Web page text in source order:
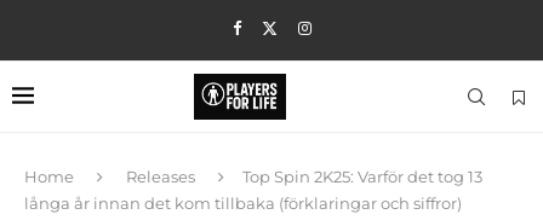
Home Releases
Top Spin 2K25: Varför det tog 13
långa år innan det kom tillbaka (förklaringar och siffror)